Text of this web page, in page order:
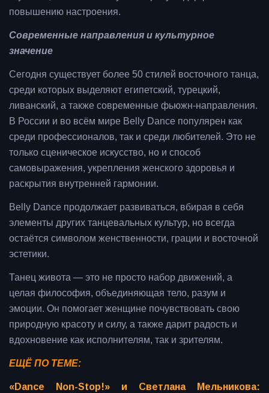
повышению настроения.
Современные направления и культурное
значение
Сегодня существует более 50 стилей восточного танца,
среди которых выделяют египетский, турецкий,
ливанский, а также современные фьюжн-направления.
В России и во всём мире Belly Dance популярен как
среди профессионалов, так и среди любителей. Это не
только сценическое искусство, но и способ
самовыражения, укрепления женского здоровья и
раскрытия внутренней гармонии.
Belly Dance продолжает развиваться, вбирая в себя
элементы других танцевальных культур, но всегда
остаётся символом женственности, грации и восточной
эстетики.
Танец живота — это не просто набор движений, а
целая философия, объединяющая тело, разум и
эмоции. Он помогает женщине почувствовать свою
природную красоту и силу, а также дарит радость и
вдохновение как исполнителям, так и зрителям.
ЕЩЁ ПО ТЕМЕ:
«Dance Non-Stop!» и Светлана Мельникова: